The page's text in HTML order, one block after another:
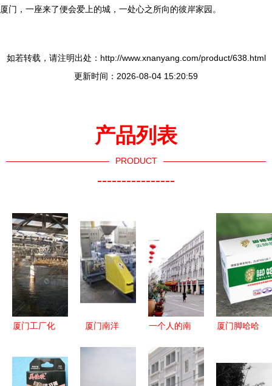
厦门，一座来了便会爱上的城，一处心之所向的彼岸家园。
如若转载，请注明出处：http://www.xnanyang.com/product/638.html
更新时间：2026-08-04 15:20:59
产品列表
PRODUCT
----------------
厦门工厂化
备价格、批
发供应与谷
厦门南洋
一个人的南
厦门拥抱精
致与美好
厦门脚哈哈
3折优惠引
爆厦门上班